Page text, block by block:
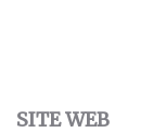
SITE WEB